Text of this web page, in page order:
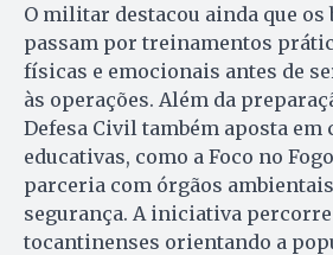
O militar destacou ainda que os
passam por treinamentos
físicas e emocionais antes de
às operações. Além da
Defesa Civil também aposta em
educativas, como a Foco no
parceria com órgãos
segurança. A iniciativa
tocantinenses orientando a